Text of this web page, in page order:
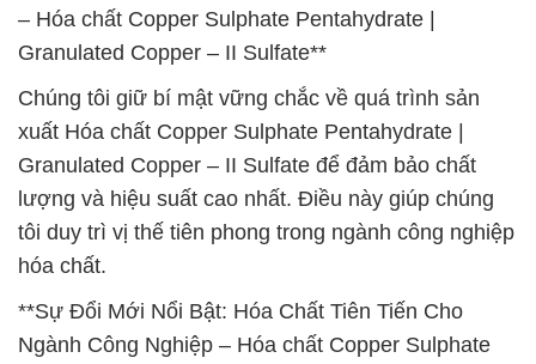
– Hóa chất Copper Sulphate Pentahydrate |
Granulated Copper – II Sulfate**
Chúng tôi giữ bí mật vững chắc về quá trình sản
xuất Hóa chất Copper Sulphate Pentahydrate |
Granulated Copper – II Sulfate để đảm bảo chất
lượng và hiệu suất cao nhất. Điều này giúp chúng
tôi duy trì vị thế tiên phong trong ngành công nghiệp
hóa chất.
**Sự Đổi Mới Nổi Bật: Hóa Chất Tiên Tiến Cho
Ngành Công Nghiệp – Hóa chất Copper Sulphate